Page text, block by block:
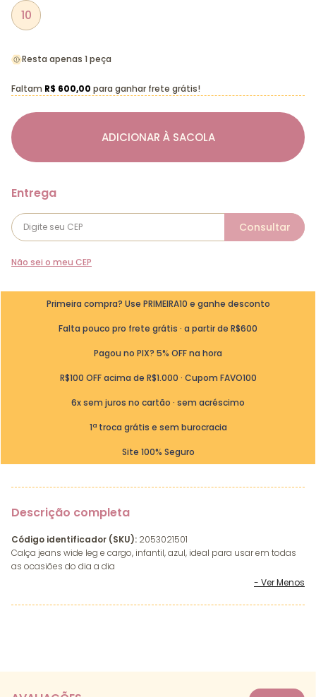
10
ADICIONAR À SACOLA
Resta apenas 1 peça
Faltam R$ 600,00 para ganhar frete grátis!
Não sei o meu CEP
Primeira compra? Use PRIMEIRA10 e ganhe desconto
Falta pouco pro frete grátis · a partir de R$600
Pagou no PIX? 5% OFF na hora
R$100 OFF acima de R$1.000 · Cupom FAVO100
6x sem juros no cartão · sem acréscimo
1ª troca grátis e sem burocracia
Site 100% Seguro
Descrição completa
Código identificador (SKU): 2053021501
Calça jeans wide leg e cargo, infantil, azul, ideal para usar em todas
as ocasiões do dia a dia